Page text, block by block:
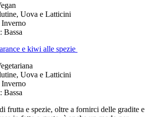
Uova e Latticini
Inverno
Bassa
e kiwi alle spezie
Uova e Latticini
Inverno
Bassa
frutta e spezie, oltre a fornirci delle gradite e